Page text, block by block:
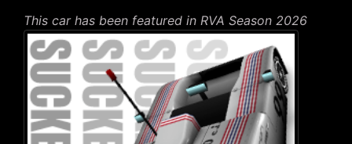
This car has been featured in RVA Season 2026